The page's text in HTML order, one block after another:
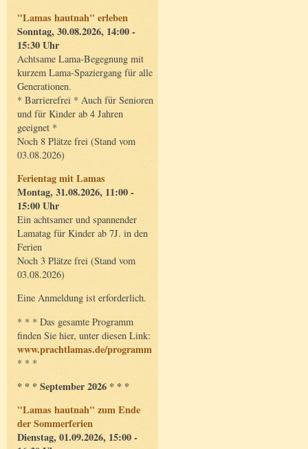
"Lamas hautnah" erleben
Sonntag, 30.08.2026, 14:00 -
15:30 Uhr
Achtsame Lama-Begegnung mit
kurzem Lama-Spaziergang für alle
Generationen.
* Barrierefrei * Auch für Senioren
und für Kinder ab 4 Jahren
geeignet *
Noch 8 Plätze frei (Stand vom
03.08.2026)
Ferientag mit Lamas
Montag, 31.08.2026, 11:00 -
15:00 Uhr
Ein achtsamer und spannender
Lamatag für Kinder ab 7J. in den
Ferien
Noch 3 Plätze frei (Stand vom
03.08.2026)
Eine Anmeldung ist erforderlich.
* * * Das gesamte Programm
finden Sie hier, unter diesen Link:
www.prachtlamas.de/programm
* * *
* * * September 2026 * * *
"Lamas hautnah" zum Ende
der Sommerferien
Dienstag, 01.09.2026, 15:00 -